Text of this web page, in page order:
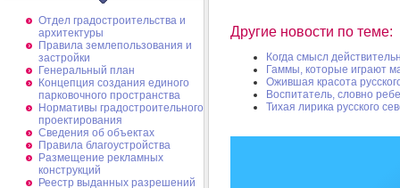
Отдел градостроительства и
архитектуры
Правила землепользования и
застройки
Генеральный план
Концепция создания единого
парковочного пространства
Нормативы градостроительного
проектирования
Сведения об объектах
Правила благоустройства
Размещение рекламных
конструкций
Реестр выданных разрешений
Другие новости по теме:
Когда смысл
Гаммы, которые играют
Ожившая красота
Воспитатель, словно
Тихая лирика русского